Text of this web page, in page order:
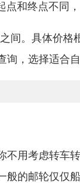
和终点不同，
。具体价格
询，选择适合
不用考虑转车
般的邮轮仅仅